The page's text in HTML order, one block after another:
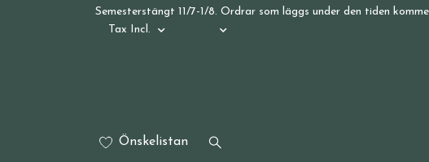
Semesterstängt 11/7-1/8. Ordrar som läggs under den tiden
Tax Incl.
Önskelistan